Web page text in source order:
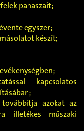
panaszait;
egyszer;
készít;
kapcsolatos
továbbítja azokat az
illetékes műszaki